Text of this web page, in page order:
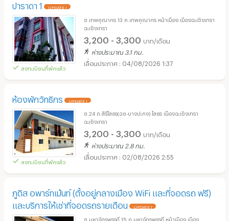
ปาราดา 1 UPDATE !
ลงทะเบียนที่พักแล้ว
ซ.เทพคุณากร 13 ถ.เทพคุณากร หน้าเมือง เมืองฉะเชิงเทรา
ฉะเชิงเทรา
3,200 - 3,300 บาท/เดือน
ห่างประมาณ 3.1 กม.
04/08/2026 1:37
ห้องพักวัทธิกร UPDATE !
ลงทะเบียนที่พักแล้ว
ซ.24 ถ.สิริโสธร(ฉช-บางปะกง) โสธร เมืองฉะเชิงเทรา
ฉะเชิงเทรา
3,200 - 3,300 บาท/เดือน
ห่างประมาณ 2.8 กม.
02/08/2026 2:55
ภูดิส อพาร์ทเม้นท์ (ตั้งอยู่กลางเมือง WiFi และที่จอดรถ ฟรี)
และบริการให้เช่าที่จอดรถรายเดือน
UPDATE !
ซ.มหาจักรพรรดิ์ 15 ถ.มหาจักรพรรดิ์ หน้าเมือง เมือง